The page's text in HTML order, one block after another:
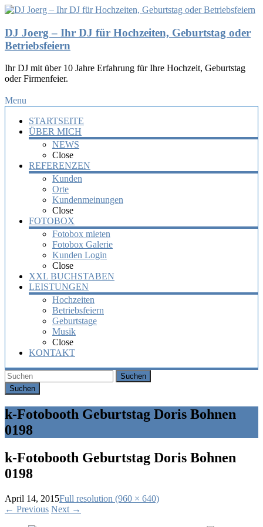
DJ Joerg – Ihr DJ für Hochzeiten, Geburtstag oder
Betriebsfeiern
Ihr DJ mit über 10 Jahre Erfahrung für Ihre Hochzeit, Geburtstag
oder Firmenfeier.
Menu
STARTSEITE
ÜBER MICH
NEWS
Close
REFERENZEN
Kunden
Orte
Kundenmeinungen
Close
FOTOBOX
Fotobox mieten
Fotobox Galerie
Kunden Login
Close
XXL BUCHSTABEN
LEISTUNGEN
Hochzeiten
Betriebsfeiern
Geburtstage
Musik
Close
KONTAKT
Suchen
k-Fotobooth Geburtstag Doris Bohnen
0198
k-Fotobooth Geburtstag Doris Bohnen
0198
April 14, 2015Full resolution (960 × 640)
← Previous Next →